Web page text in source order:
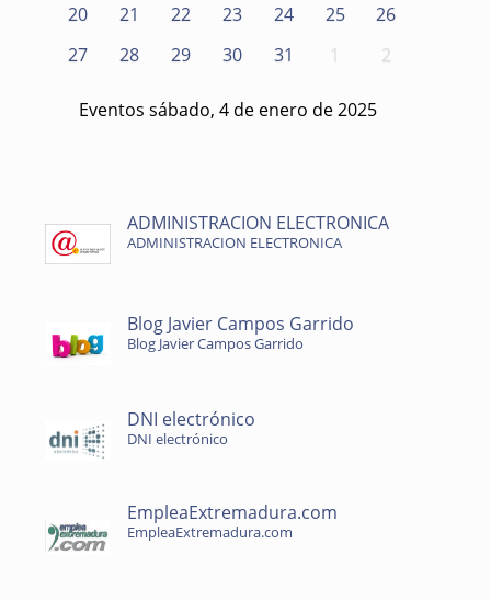
20
21 22 23 24 25
26
27
28 29 30 31 1 2
Eventos sábado, 4 de enero de 2025
ADMINISTRACION ELECTRONICA
ADMINISTRACION ELECTRONICA
Blog Javier Campos Garrido
Blog Javier Campos Garrido
DNI electrónico
DNI electrónico
EmpleaExtremadura.com
EmpleaExtremadura.com